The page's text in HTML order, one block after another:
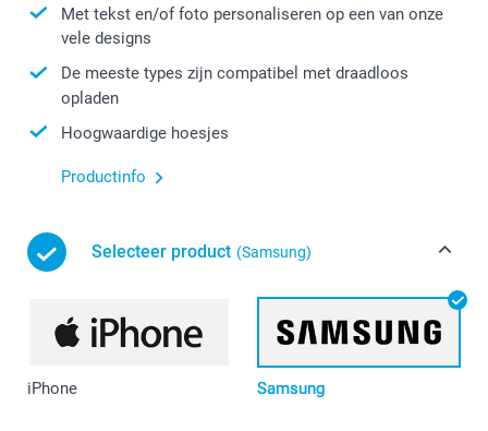
Met tekst en/of foto personaliseren op een van onze
vele designs
De meeste types zijn compatibel met draadloos
opladen
Hoogwaardige hoesjes
Productinfo
Selecteer product (Samsung)
iPhone Samsung